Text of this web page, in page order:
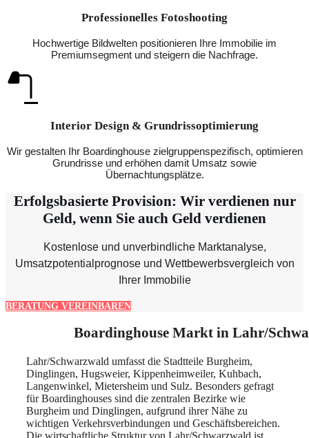
Professionelles Fotoshooting
Hochwertige Bildwelten positionieren Ihre Immobilie im
Premiumsegment und steigern die Nachfrage.
Interior Design & Grundrissoptimierung
Wir gestalten Ihr Boardinghouse zielgruppenspezifisch, optimieren
Grundrisse und erhöhen damit Umsatz sowie
Übernachtungsplätze.
Erfolgsbasierte Provision: Wir verdienen nur
Geld, wenn Sie auch Geld verdienen
Kostenlose und unverbindliche Marktanalyse,
Umsatzpotentialprognose und Wettbewerbsvergleich von
Ihrer Immobilie
BERATUNG VEREINBAREN
Boardinghouse Markt in Lahr/
Lahr/Schwarzwald umfasst die Stadtteile Burgheim,
Dinglingen, Hugsweier, Kippenheimweiler, Kuhbach,
Langenwinkel, Mietersheim und Sulz. Besonders gefragt
für Boardinghouses sind die zentralen Bezirke wie
Burgheim und Dinglingen, aufgrund ihrer Nähe zu
wichtigen Verkehrsverbindungen und Geschäftsbereichen.
Die wirtschaftliche Struktur von Lahr/Schwarzwald ist